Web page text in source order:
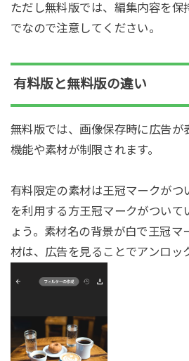
ただし無料版では、編集内容を保
でなので注意してください。
有料版と無料版の違い
無料版では、画像保存時に広告が
機能や素材が制限されます。
有料限定の素材は王冠マークがつ
を利用する方王冠マークがついて
ょう。素材名の背景が白で王冠マ
材は、広告を見ることでアンロッ